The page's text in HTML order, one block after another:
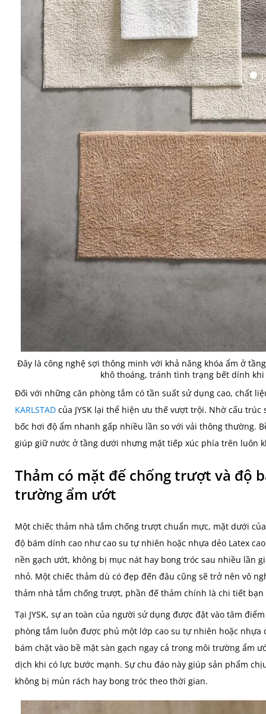
Đây là công nghệ sợi thông minh với khả năng khóa ẩm ở
khô thoáng, tránh tình trạng bết dính
Đối với những căn phòng tắm có tần suất sử dụng cao, chất
KARLSTAD của JYSK lại thể hiện ưu thế vượt trội. Nhờ cấu
bốc hơi độ ẩm nhanh gấp nhiều lần so với vải thông thường.
giúp giữ nước ở tầng dưới nhưng mặt tiếp xúc phía trên luôn
Thảm có mặt đế chống trượt và độ
trường ẩm ướt
Một chiếc thảm nhà tắm chống trượt chuẩn mực, mặt dưới
độ bám dính cao như cao su tự nhiên hoặc nhựa dẻo Latex
nền gạch ướt, không bị mục nát hay bong tróc sau nhiều lần
nhỏ. Một chiếc thảm dù có đẹp đến đâu cũng sẽ trở nên vô
thảm nhà tắm chống trượt, phần đế thảm chính là chi tiết bạn
Tại JYSK, sự an toàn của người sử dụng được đặt vào tâm
phòng tắm luôn được phủ một lớp cao su tự nhiên hoặc nhựa
bám chặt vào bề mặt sàn gạch ngay cả trong môi trường ẩm
dịch khi có lực bước mạnh. Sự chu đáo này giúp sản phẩm
không bị mủn rách hay bong tróc theo thời gian.